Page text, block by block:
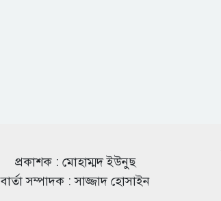
প্রকাশক : মোহাম্মদ ইউনুছ
বার্তা সম্পাদক : সাজ্জাদ হোসাইন